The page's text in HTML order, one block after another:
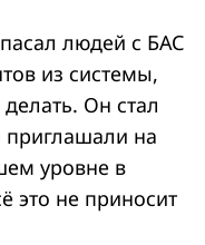
людей с БАС
из системы,
Он стал
на
уровне в
это не приносит